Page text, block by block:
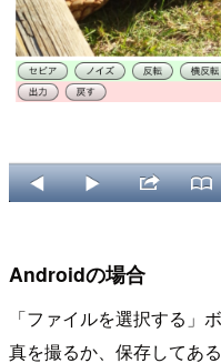
Androidの場合
「ファイルを選択する」
真を撮るか、保存してあ